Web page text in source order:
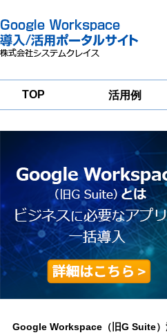
TOP 活用例
グルー
移行
Google Workspace（旧G Suite）